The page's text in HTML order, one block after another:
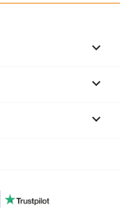


